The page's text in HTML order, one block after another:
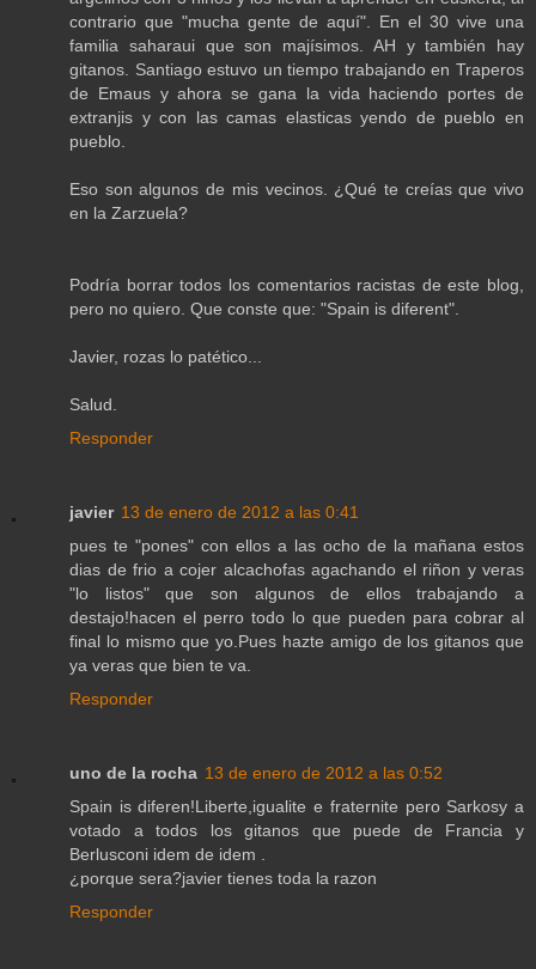
contrario que "mucha gente de aquí". En el 30 vive una
familia saharaui que son majísimos. AH y también hay
gitanos. Santiago estuvo un tiempo trabajando en Traperos
de Emaus y ahora se gana la vida haciendo portes de
extranjis y con las camas elasticas yendo de pueblo en
pueblo.
Eso son algunos de mis vecinos. ¿Qué te creías que vivo
en la Zarzuela?
Podría borrar todos los comentarios racistas de este blog,
pero no quiero. Que conste que: "Spain is diferent".
Javier, rozas lo patético...
Salud.
Responder
javier 13 de enero de 2012 a las 0:41
pues te "pones" con ellos a las ocho de la mañana estos
dias de frio a cojer alcachofas agachando el riñon y veras
"lo listos" que son algunos de ellos trabajando a
destajo!hacen el perro todo lo que pueden para cobrar al
final lo mismo que yo.Pues hazte amigo de los gitanos que
ya veras que bien te va.
Responder
uno de la rocha 13 de enero de 2012 a las 0:52
Spain is diferen!Liberte,igualite e fraternite pero Sarkosy a
votado a todos los gitanos que puede de Francia y
Berlusconi idem de idem .
¿porque sera?javier tienes toda la razon
Responder